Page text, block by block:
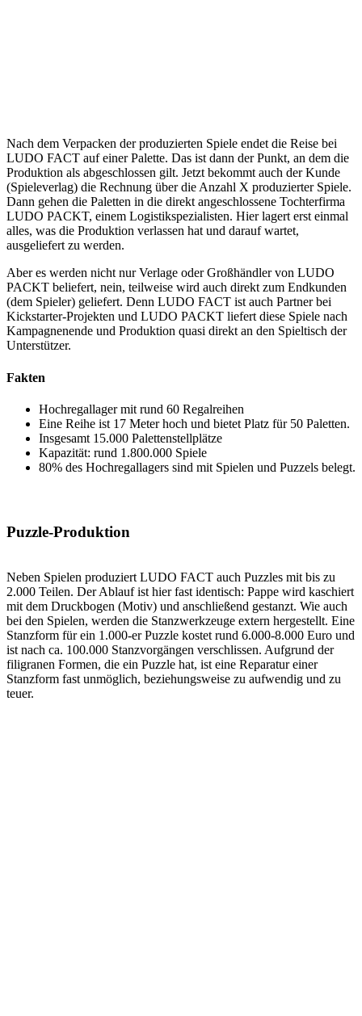
Nach dem Verpacken der produzierten Spiele endet die Reise bei
LUDO FACT auf einer Palette. Das ist dann der Punkt, an dem die
Produktion als abgeschlossen gilt. Jetzt bekommt auch der Kunde
(Spieleverlag) die Rechnung über die Anzahl X produzierter Spiele.
Dann gehen die Paletten in die direkt angeschlossene Tochterfirma
LUDO PACKT, einem Logistikspezialisten. Hier lagert erst einmal
alles, was die Produktion verlassen hat und darauf wartet,
ausgeliefert zu werden.
Aber es werden nicht nur Verlage oder Großhändler von LUDO
PACKT beliefert, nein, teilweise wird auch direkt zum Endkunden
(dem Spieler) geliefert. Denn LUDO FACT ist auch Partner bei
Kickstarter-Projekten und LUDO PACKT liefert diese Spiele nach
Kampagnenende und Produktion quasi direkt an den Spieltisch der
Unterstützer.
Fakten
Hochregallager mit rund 60 Regalreihen
Eine Reihe ist 17 Meter hoch und bietet Platz für 50 Paletten.
Insgesamt 15.000 Palettenstellplätze
Kapazität: rund 1.800.000 Spiele
80% des Hochregallagers sind mit Spielen und Puzzels belegt.
Puzzle-Produktion
Neben Spielen produziert LUDO FACT auch Puzzles mit bis zu
2.000 Teilen. Der Ablauf ist hier fast identisch: Pappe wird kaschiert
mit dem Druckbogen (Motiv) und anschließend gestanzt. Wie auch
bei den Spielen, werden die Stanzwerkzeuge extern hergestellt. Eine
Stanzform für ein 1.000-er Puzzle kostet rund 6.000-8.000 Euro und
ist nach ca. 100.000 Stanzvorgängen verschlissen. Aufgrund der
filigranen Formen, die ein Puzzle hat, ist eine Reparatur einer
Stanzform fast unmöglich, beziehungsweise zu aufwendig und zu
teuer.